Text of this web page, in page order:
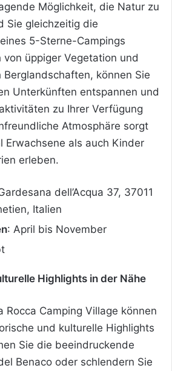
Möglichkeit, die Natur zu
Sie gleichzeitig die
5-Sterne-Campings
üppiger Vegetation und
können Sie
Unterkünften entspannen und
zu Ihrer Verfügung
Atmosphäre sorgt
Erwachsene als auch Kinder
erleben.
dell’Acqua 37, 37011
Italien
: April bis November
Highlights in der Nähe
Rocca Camping Village können
und kulturelle Highlights
Sie die beeindruckende
Benaco oder schlendern Sie